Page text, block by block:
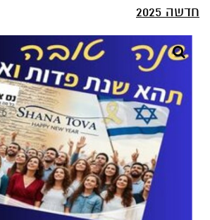
חדשה 2025